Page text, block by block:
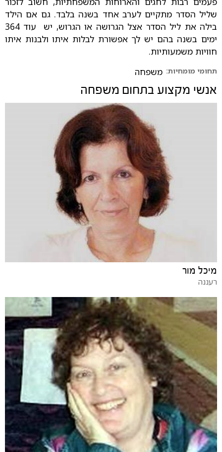
שליל הסדר מתקיים לערב אחד בשנה בלבד. גם אם הילד
בילה את ליל הסדר אצל הגרושה או הגרוש, יש עוד 364
ימים בשנה בהם יש לך אפשורת לבלות איתו ולבנות איתו
חוויות משמעותיות.
תחומי מומחיות: משפחה
אנשי מקצוע בתחום משפחה
מיכל מור
רעננה